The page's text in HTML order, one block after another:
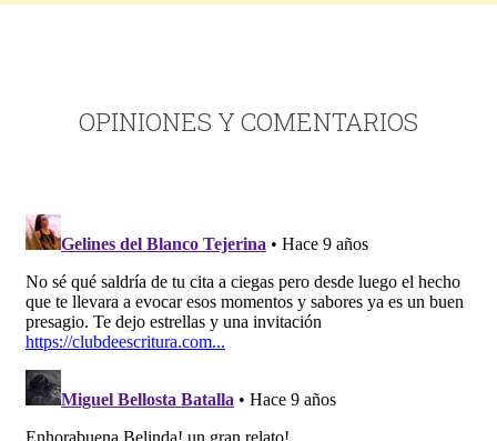
OPINIONES Y COMENTARIOS